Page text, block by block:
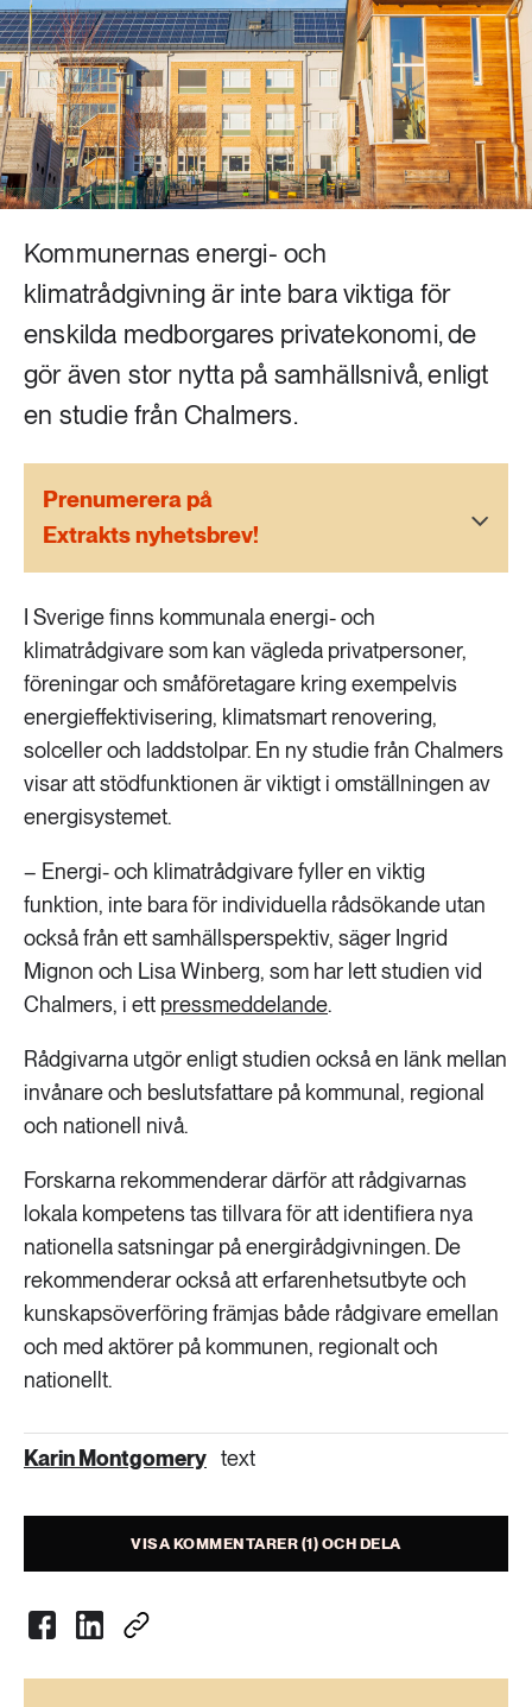
Mat & jordbruk
Skog
Social hållbarhet
Vatten
252 ARTIKLAR
Landsbygd
939 ARTIKLAR
Livsstil & konsumtion
612 ARTIKLAR
262 ARTIKLAR
Skog
Social hållbarhet
189 ARTIKLAR
Vatten
Kommunernas energi- och
klimatrådgivning är inte bara viktiga för
enskilda medborgares privatekonomi, de
gör även stor nytta på samhällsnivå, enligt
en studie från Chalmers.
Prenumerera på
Extrakts nyhetsbrev!
I Sverige finns kommunala energi- och
klimatrådgivare som kan vägleda privatpersoner,
föreningar och småföretagare kring exempelvis
energieffektivisering, klimatsmart renovering,
solceller och laddstolpar. En ny studie från Chalmers
visar att stödfunktionen är viktigt i omställningen av
energisystemet.
– Energi- och klimatrådgivare fyller en viktig
funktion, inte bara för individuella rådsökande utan
också från ett samhällsperspektiv, säger Ingrid
Mignon och Lisa Winberg, som har lett studien vid
Chalmers, i ett pressmeddelande.
Rådgivarna utgör enligt studien också en länk mellan
invånare och beslutsfattare på kommunal, regional
och nationell nivå.
Forskarna rekommenderar därför att rådgivarnas
lokala kompetens tas tillvara för att identifiera nya
nationella satsningar på energirådgivningen. De
rekommenderar också att erfarenhetsutbyte och
kunskapsöverföring främjas både rådgivare emellan
och med aktörer på kommunen, regionalt och
nationellt.
Karin Montgomery text
VISA KOMMENTARER (1) OCH DELA